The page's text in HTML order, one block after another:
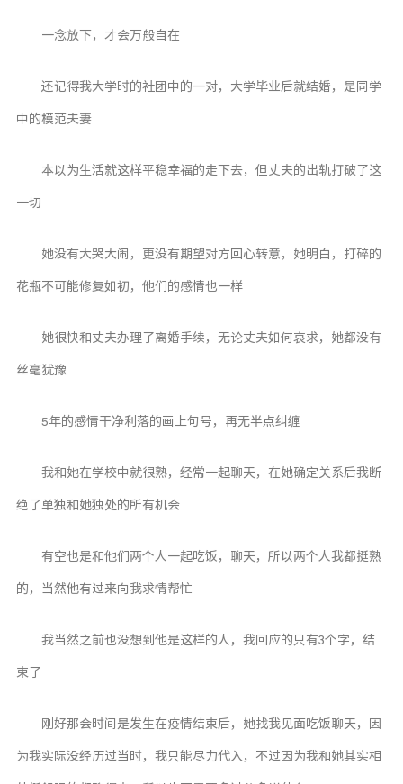
一念放下，才会万般自在
还记得我大学时的社团中的一对，大学毕业后就结婚，是同学
中的模范夫妻
本以为生活就这样平稳幸福的走下去，但丈夫的出轨打破了这
一切
她没有大哭大闹，更没有期望对方回心转意，她明白，打碎的
花瓶不可能修复如初，他们的感情也一样
她很快和丈夫办理了离婚手续，无论丈夫如何哀求，她都没有
丝毫犹豫
5年的感情干净利落的画上句号，再无半点纠缠
我和她在学校中就很熟，经常一起聊天，在她确定关系后我断
绝了单独和她独处的所有机会
有空也是和他们两个人一起吃饭，聊天，所以两个人我都挺熟
的，当然他有过来向我求情帮忙
我当然之前也没想到他是这样的人，我回应的只有3个字，结
束了
刚好那会时间是发生在疫情结束后，她找我见面吃饭聊天，因
为我实际没经历过当时，我只能尽力代入，不过因为我和她其实相